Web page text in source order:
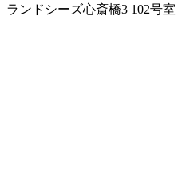
ランドシーズ心斎橋3 102号室